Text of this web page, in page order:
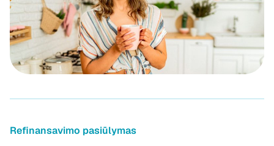
Refinansavimo pasiūlymas